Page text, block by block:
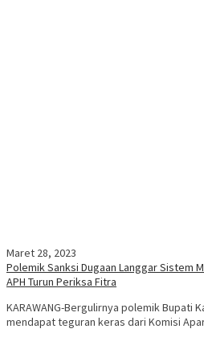
Maret 28, 2023
Polemik Sanksi Dugaan Langgar Sistem
APH Turun Periksa Fitra
KARAWANG-Bergulirnya polemik Bupati
mendapat teguran keras dari Komisi